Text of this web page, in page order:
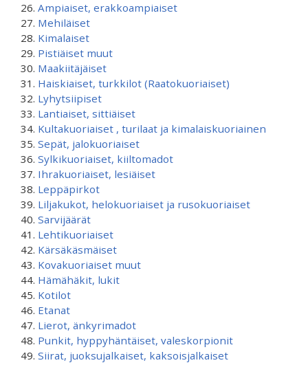
Ampiaiset, erakkoampiaiset
Mehiläiset
Kimalaiset
Pistiäiset muut
Maakiitäjäiset
Haiskiaiset, turkkilot (Raatokuoriaiset)
Lyhytsiipiset
Lantiaiset, sittiäiset
Kultakuoriaiset , turilaat ja kimalaiskuoriainen
Sepät, jalokuoriaiset
Sylkikuoriaiset, kiiltomadot
Ihrakuoriaiset, lesiäiset
Leppäpirkot
Liljakukot, helokuoriaiset ja rusokuoriaiset
Sarvijäärät
Lehtikuoriaiset
Kärsäkäsmäiset
Kovakuoriaiset muut
Hämähäkit, lukit
Kotilot
Etanat
Lierot, änkyrimadot
Punkit, hyppyhäntäiset, valeskorpionit
Siirat, juoksujalkaiset, kaksoisjalkaiset